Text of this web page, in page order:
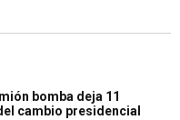
bomba deja 11
cambio presidencial